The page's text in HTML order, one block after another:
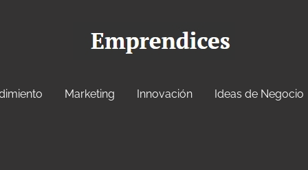
Marketing Innovación Ideas de Negocio